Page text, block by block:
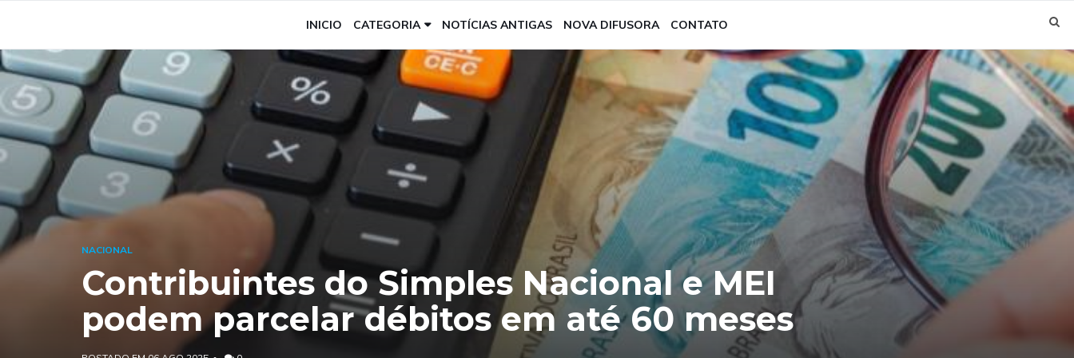
INICIO CATEGORIA NOTÍCIAS ANTIGAS NOVA DIFUSORA CONTATO
NACIONAL
Contribuintes do Simples Nacional e MEI
podem parcelar débitos em até 60 meses